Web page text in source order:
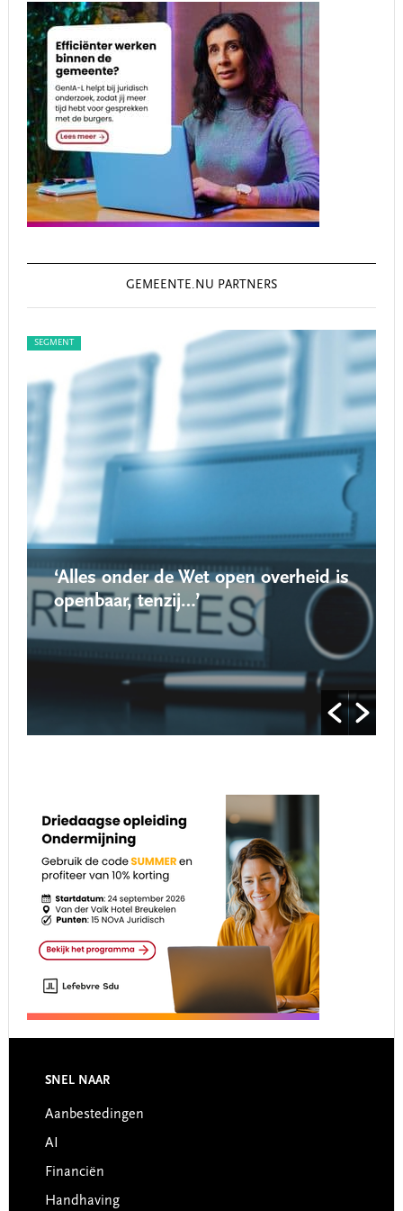
GEMEENTE.NU PARTNERS
SEGMENT
‘Alles onder de Wet open overheid is
openbaar, tenzij…’
SEGMENT
Footer
SNEL NAAR
Aanbestedingen
AI
Financiën
Handhaving